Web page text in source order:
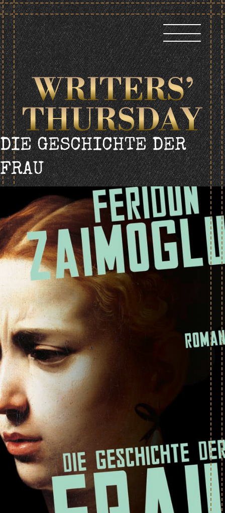
Skip
to
content
DIE GESCHICHTE DER
FRAU